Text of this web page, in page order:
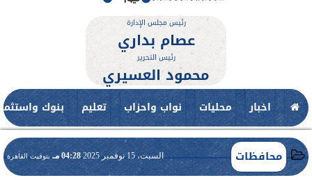
رئيس مجلس الإدارة
عصام بداري
رئيس التحرير
محمود العسيري
اخبار محليات نواب واحزاب تعليم بنوك
محافظات السبت، 15 نوفمبر 2025 04:28 مـ بتوقيت القاهرة